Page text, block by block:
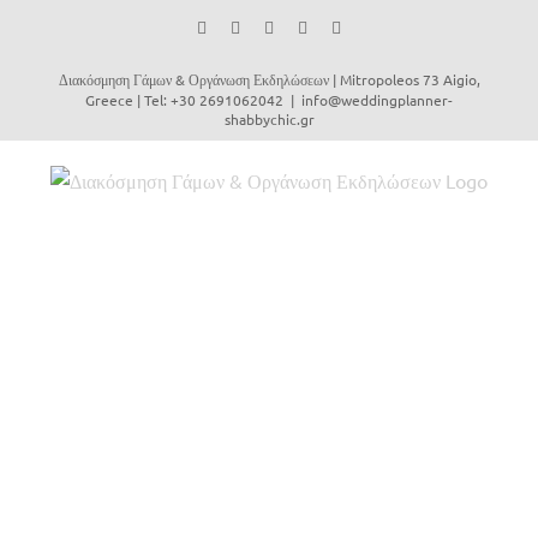
FacebookInstagramYouTube
Vimeo
Διακόσμηση Γάμων & Οργάνωση Εκδηλώσεων | Mitropoleos 73 Aigio,
Greece | Tel: +30 2691062042 | info@weddingplanner-
shabbychic.gr